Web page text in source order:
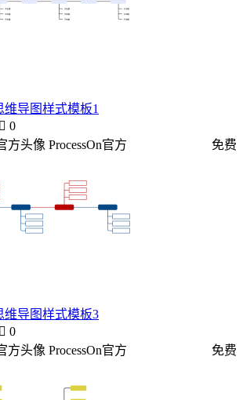
导图样式模板1
 0
ProcessOn官方
免费
维导图样式模板3
 0
ProcessOn官方
免费